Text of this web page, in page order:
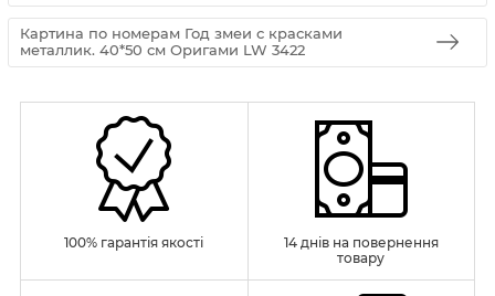
Картина по номерам Год змеи с красками
металлик. 40*50 см Оригами LW 3422
100% гарантія якості
14 днів на повернення
товару